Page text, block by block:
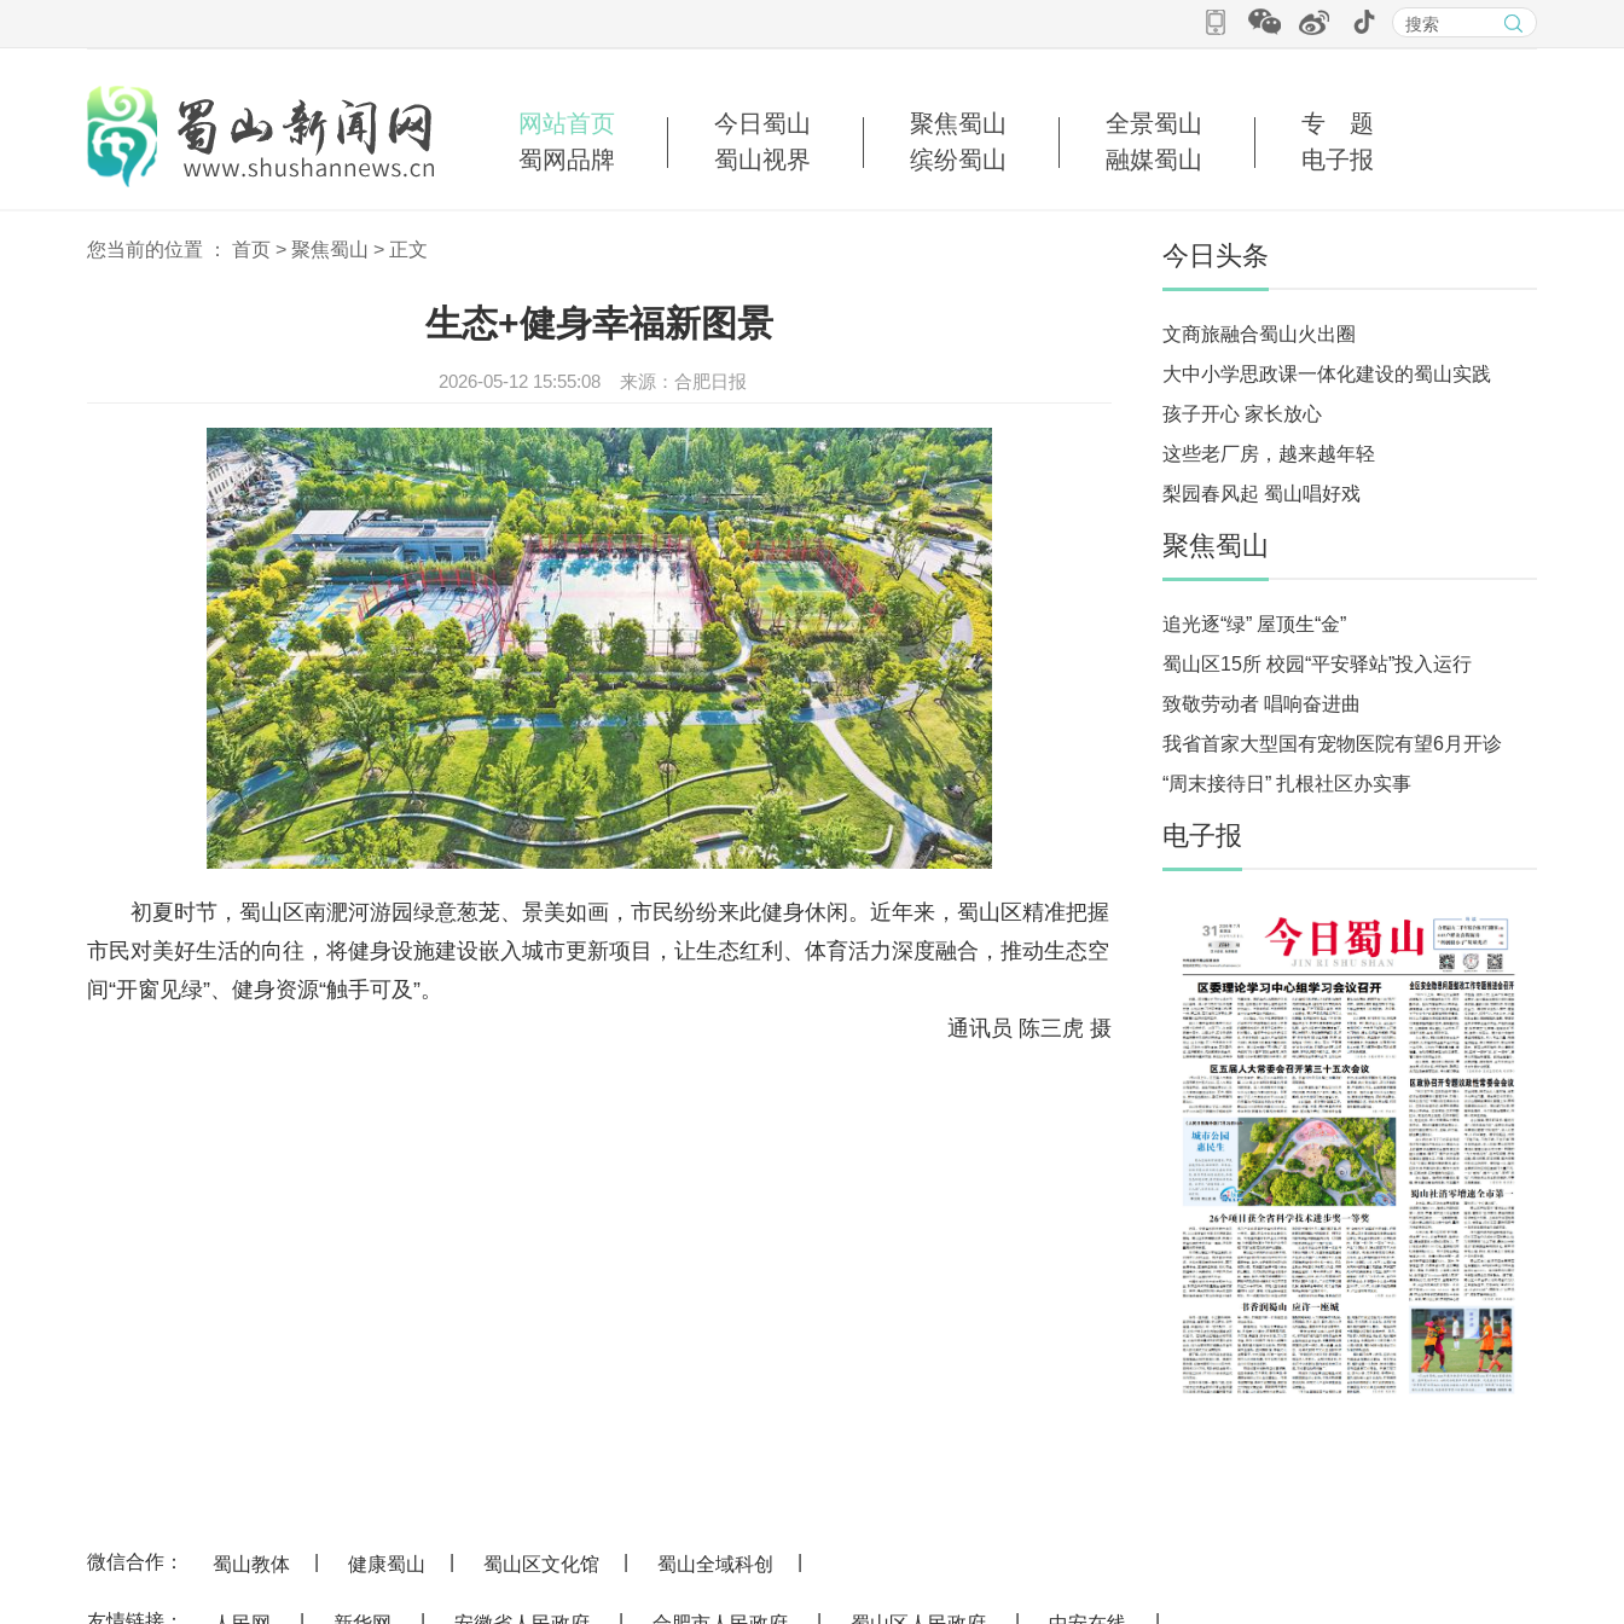
网站首页 今日蜀山 聚焦蜀山 全景蜀山
专 题
蜀网品牌
蜀山视界 缤纷蜀山 融媒蜀山 电子报
您当前的位置 ： 首页 > 聚焦蜀山 > 正文
生态+健身幸福新图景
2026-05-12 15:55:08 来源：合肥日报
初夏时节，蜀山区南淝河游园绿意葱茏、景美如画，市民纷纷来此健身休闲。近年来，蜀山区精准把握
市民对美好生活的向往，将健身设施建设嵌入城市更新项目，让生态红利、体育活力深度融合，推动生态空
间“开窗见绿”、健身资源“触手可及”。
通讯员 陈三虎 摄
今日头条
文商旅融合蜀山火出圈
大中小学思政课一体化建设的蜀山实践
孩子开心 家长放心
这些老厂房，越来越年轻
梨园春风起 蜀山唱好戏
聚焦蜀山
追光逐“绿” 屋顶生“金”
蜀山区15所 校园“平安驿站”投入运行
致敬劳动者 唱响奋进曲
我省首家大型国有宠物医院有望6月开诊
“周末接待日” 扎根社区办实事
电子报
微信合作： 蜀山教体 健康蜀山 蜀山区文化馆 蜀山全域科创